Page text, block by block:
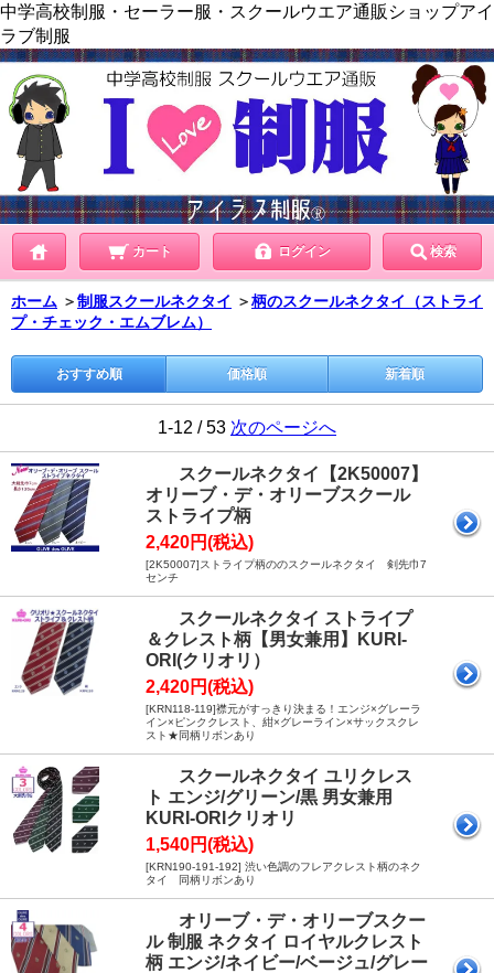
中学高校制服・セーラー服・スクールウエア通販ショップアイ
ラブ制服
カート ログイン 検索
ホーム ＞制服スクールネクタイ ＞柄のスクールネクタイ（ストライ
プ・チェック・エムブレム）
おすすめ順 価格順 新着順
1-12 / 53 次のページへ
スクールネクタイ【2K50007】
オリーブ・デ・オリーブスクール
ストライプ柄
2,420円(税込)
[2K50007]ストライプ柄ののスクールネクタイ 剣先巾7
センチ
スクールネクタイ ストライプ
＆クレスト柄【男女兼用】KURI‐
ORI(クリオリ）
2,420円(税込)
[KRN118-119]襟元がすっきり決まる！エンジ×グレーラ
イン×ピンククレスト、紺×グレーライン×サックスクレ
スト★同柄リボンあり
スクールネクタイ ユリクレス
ト エンジ/グリーン/黒 男女兼用
KURI‐ORIクリオリ
1,540円(税込)
[KRN190-191-192] 渋い色調のフレアクレスト柄のネク
タイ 同柄リボンあり
オリーブ・デ・オリーブスクー
ル 制服 ネクタイ ロイヤルクレスト
柄 エンジ/ネイビー/ベージュ/グレー